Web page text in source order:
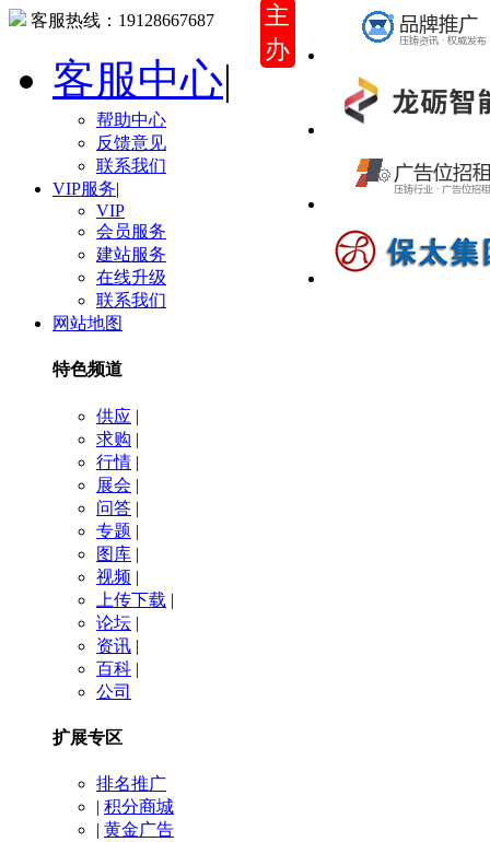
客服热线： 19128667687
客服中心|
帮助中心
反馈意见
联系我们
VIP服务|
VIP
会员服务
建站服务
在线升级
联系我们
网站地图
特色频道
供应 |
求购 |
行情 |
展会 |
问答 |
专题 |
图库 |
视频 |
上传下载 |
论坛 |
资讯 |
百科 |
公司
扩展专区
排名推广
| 积分商城
| 黄金广告
主
办